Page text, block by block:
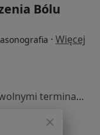
Bólu
· Więcej
Brak dostępnych specjalistów z wolnymi terminami w tym centrum medycznym.